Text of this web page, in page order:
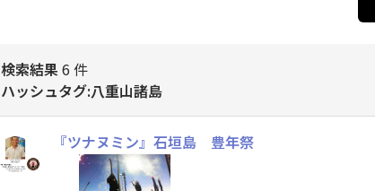
検索結果6 件
ハッシュタグ:八重山諸島
『ツナヌミン』石垣島 豊年祭